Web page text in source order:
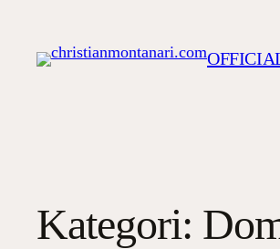
Kategori: